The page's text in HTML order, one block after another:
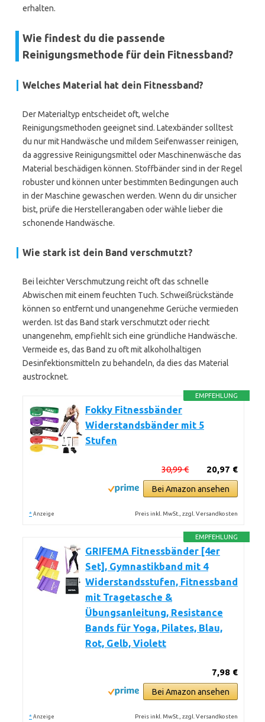
erhalten.
Wie findest du die passende
Reinigungsmethode für dein Fitnessband?
Welches Material hat dein Fitnessband?
Der Materialtyp entscheidet oft, welche
Reinigungsmethoden geeignet sind. Latexbänder solltest
du nur mit Handwäsche und mildem Seifenwasser reinigen,
da aggressive Reinigungsmittel oder Maschinenwäsche das
Material beschädigen können. Stoffbänder sind in der Regel
robuster und können unter bestimmten Bedingungen auch
in der Maschine gewaschen werden. Wenn du dir unsicher
bist, prüfe die Herstellerangaben oder wähle lieber die
schonende Handwäsche.
Wie stark ist dein Band verschmutzt?
Bei leichter Verschmutzung reicht oft das schnelle
Abwischen mit einem feuchten Tuch. Schweißrückstände
können so entfernt und unangenehme Gerüche vermieden
werden. Ist das Band stark verschmutzt oder riecht
unangenehm, empfiehlt sich eine gründliche Handwäsche.
Vermeide es, das Band zu oft mit alkoholhaltigen
Desinfektionsmitteln zu behandeln, da dies das Material
austrocknet.
EMPFEHLUNG
Fokky Fitnessbänder
Widerstandsbänder mit 5
Stufen
20,97 €
30,99 €
Bei Amazon ansehen
* Anzeige Preis inkl. MwSt., zzgl. Versandkosten
EMPFEHLUNG
GRIFEMA Fitnessbänder [4er
Set], Gymnastikband mit 4
Widerstandsstufen, Fitnessband
mit Tragetasche &
Übungsanleitung, Resistance
Bands für Yoga, Pilates, Blau,
Rot, Gelb, Violett
7,98 €
Bei Amazon ansehen
* Anzeige Preis inkl. MwSt., zzgl. Versandkosten